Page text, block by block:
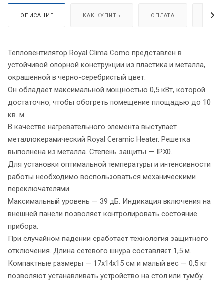
ОПИСАНИЕ КАК КУПИТЬ ОПЛАТА
Тепловентилятор Royal Clima Como представлен в
устойчивой опорной конструкции из пластика и металла,
окрашенной в черно-серебристый цвет.
Он обладает максимальной мощностью 0,5 кВт, которой
достаточно, чтобы обогреть помещение площадью до 10
кв. м.
В качестве нагревательного элемента выступает
металлокерамический Royal Ceramic Heater. Решетка
выполнена из металла. Степень защиты — IPX0.
Для установки оптимальной температуры и интенсивности
работы необходимо воспользоваться механическими
переключателями.
Максимальный уровень — 39 дБ. Индикация включения на
внешней панели позволяет контролировать состояние
прибора.
При случайном падении сработает технология защитного
отключения. Длина сетевого шнура составляет 1,5 м.
Компактные размеры — 17х14х15 см и малый вес — 0,5 кг
позволяют устанавливать устройство на стол или тумбу.